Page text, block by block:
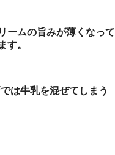
ームの旨みが薄くなって
す。
は牛乳を混ぜてしまう